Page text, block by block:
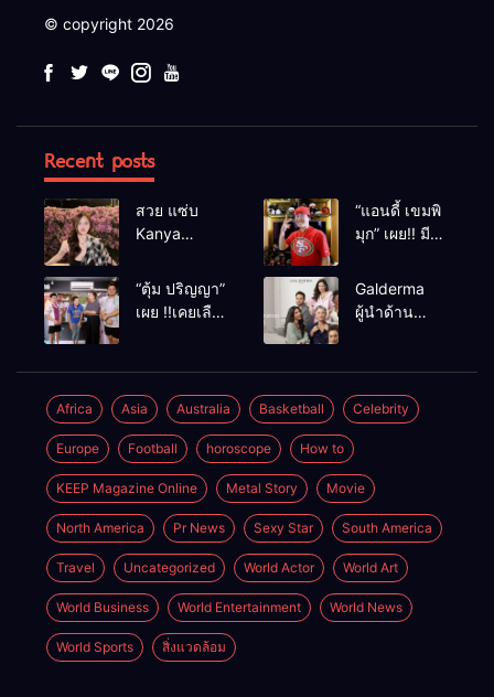
© copyright 2026
Recent posts
สวย แซ่บ
Kanya
“แอนดี้ เขมพิ
มุก” เผย!! มี
ร้าย หลังเคย
เฉียดตายมา
ก่อน
“ตุ้ม ปริญญา”
เผย !!เคยเลือด
Galderma
ผู้นำด้าน
ผลิตภัณฑ์สู่ผิว
ที่งดงามเป็น
Africa Asia Australia Basketball Celebrity
Europe Football horoscope How to
KEEP Magazine Online Metal Story Movie
North America Pr News Sexy Star South America
Travel Uncategorized World Actor World Art
World Business World Entertainment World News
World Sports สิ่งแวดล้อม